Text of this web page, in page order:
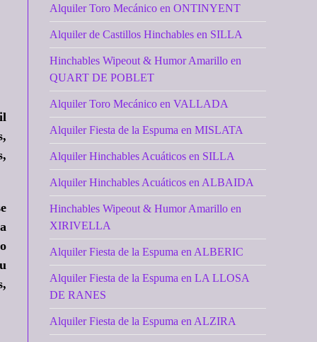
Alquiler Toro Mecánico en ONTINYENT
Alquiler de Castillos Hinchables en SILLA
Hinchables Wipeout & Humor Amarillo en
QUART DE POBLET
Alquiler Toro Mecánico en VALLADA
Alquiler Fiesta de la Espuma en MISLATA
Alquiler Hinchables Acuáticos en SILLA
Alquiler Hinchables Acuáticos en ALBAIDA
Hinchables Wipeout & Humor Amarillo en
XIRIVELLA
Alquiler Fiesta de la Espuma en ALBERIC
Alquiler Fiesta de la Espuma en LA LLOSA
DE RANES
Alquiler Fiesta de la Espuma en ALZIRA